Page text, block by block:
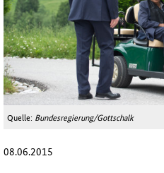
Quelle: Bundesregierung/Gottschalk
08.06.2015